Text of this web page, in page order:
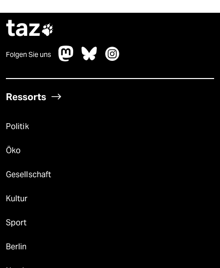
taz
Folgen Sie uns
Ressorts
Politik
Öko
Gesellschaft
Kultur
Sport
Berlin